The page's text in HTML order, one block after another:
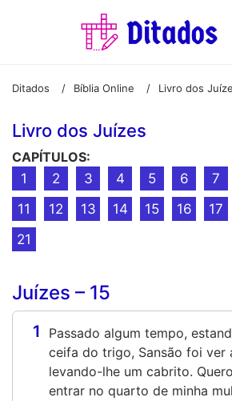
Ditados / Bíblia Online / Livro dos
Livro dos Juízes
CAPÍTULOS:
1
2 3 4 5 6 7
11
12 13 14 15 16 17
21
Juízes – 15
1
Passado algum tempo,
ceifa do trigo, Sansão foi ver
levando-lhe um cabrito.
entrar no quarto de minha